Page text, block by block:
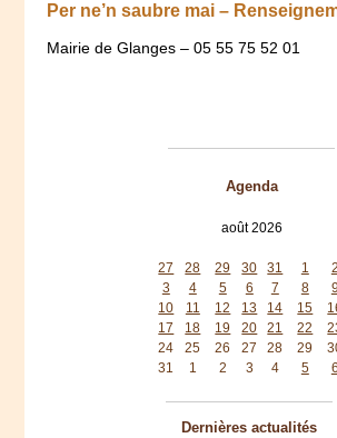
Per ne’n saubre mai –
Mairie de Glanges – 05 55 75 52 01
Agenda
août 2026
27
28 29 30 31 1
2
3
4 5 6 7 8
9
10
11 12 13 14 15
17
18 19 20 21 22
24
25 26 27 28 29
31
1 2 3 4 5 6
Dernières actualités